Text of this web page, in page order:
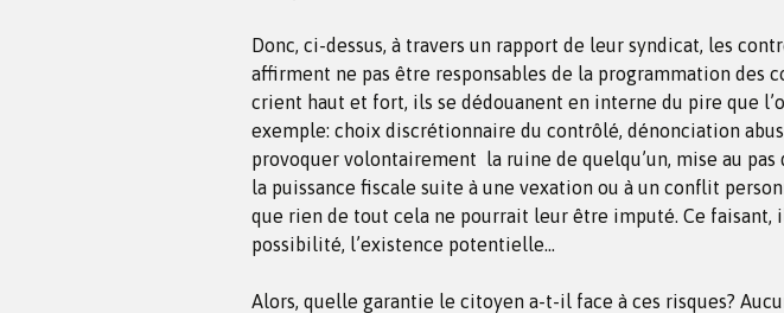
Donc, ci-dessus, à travers un rapport de leur syndicat, les
affirment ne pas être responsables de la programmation des
crient haut et fort, ils se dédouanent en interne du pire que
exemple: choix discrétionnaire du contrôlé, dénonciation
provoquer volontairement la ruine de quelqu’un, mise au pas
la puissance fiscale suite à une vexation ou à un conflit
que rien de tout cela ne pourrait leur être imputé. Ce faisant,
possibilité, l’existence potentielle…
Alors, quelle garantie le citoyen a-t-il face à ces risques?